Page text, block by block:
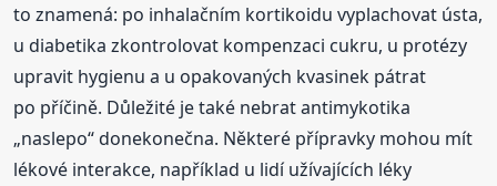
to znamená: po inhalačním kortikoidu vyplachovat ústa,
u diabetika zkontrolovat kompenzaci cukru, u protézy
upravit hygienu a u opakovaných kvasinek pátrat
po příčině. Důležité je také nebrat antimykotika
„naslepo“ donekonečna. Některé přípravky mohou mít
lékové interakce, například u lidí užívajících léky